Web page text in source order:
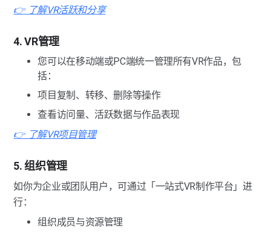
👉 了解VR活跃和分享
4. VR管理
您可以在移动端或PC端统一管理所有VR作品，包
括：
项目复制、转移、删除等操作
查看访问量、活跃数据与作品表现
👉 了解VR项目管理
5. 组织管理
如你为企业或团队用户，可通过「一站式VR制作平台」进
行：
组织成员与资源管理